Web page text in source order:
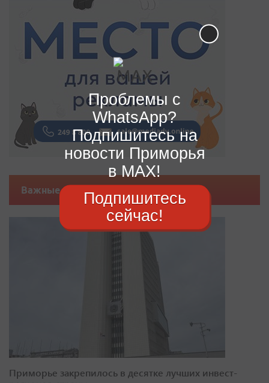
Важные новости
Приморье закрепилось в десятке лучших инвест-
Проблемы с
WhatsApp?
Подпишитесь на
новости Приморья
в MAX!
Подпишитесь
сейчас!